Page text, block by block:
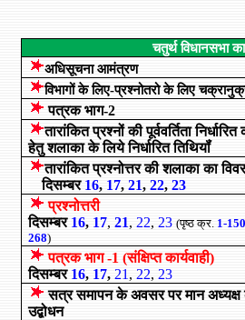
चतुर्थ विधानसभा
अधिसूचना आमंत्रण
विभागों के लिए-प्रश्नोतरो के लिए
पत्रक भाग-2
तारांकित प्रश्‍नों की पूर्ववर्तिता
हेतु शलाका के लिये निर्धारित तिथियॉं
तारांकित प्रश्नोत्तर की शलाका का
दिसम्बर 16, 17,21,22,23
प्रश्नोत्तरी
दिसम्बर 16, 17,21, 22, 23 (पृष्ठ क्र. 1-
268)
पत्रक भाग -1 (संक्षिप्त कार्यवाही)
दिसम्बर 16, 17, 21 , 22, 23
सत्र समापन के अवसर पर मान अध्यक्ष
उद्बोधन